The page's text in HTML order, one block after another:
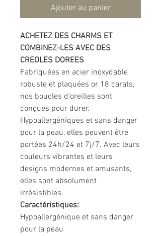
Ajouter au panier
ACHETEZ DES CHARMS ET
COMBINEZ-LES AVEC DES
CREOLES DOREES
Fabriquées en acier inoxydable
robuste et plaquées or 18 carats,
nos boucles d'oreilles sont
conçues pour durer.
Hypoallergéniques et sans danger
pour la peau, elles peuvent être
portées 24h/24 et 7j/7. Avec leurs
couleurs vibrantes et leurs
designs modernes et amusants,
elles sont absolument
irrésistibles.
Caractéristiques:
Hypoallergénique et sans danger
pour la peau